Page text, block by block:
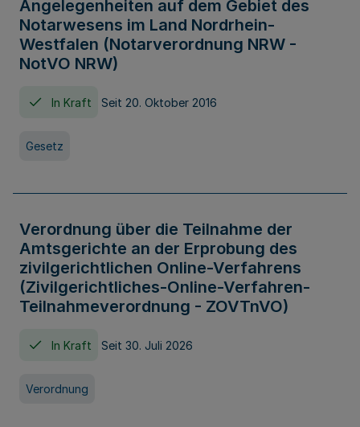
Angelegenheiten auf dem Gebiet des
Notarwesens im Land Nordrhein-
Westfalen (Notarverordnung NRW -
NotVO NRW)
In Kraft Seit 20. Oktober 2016
Gesetz
Verordnung über die Teilnahme der
Amtsgerichte an der Erprobung des
zivilgerichtlichen Online-Verfahrens
(Zivilgerichtliches-Online-Verfahren-
Teilnahmeverordnung - ZOVTnVO)
In Kraft Seit 30. Juli 2026
Verordnung